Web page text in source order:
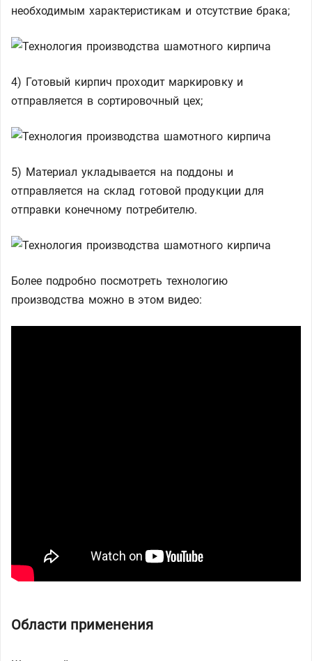
необходимым характеристикам и отсутствие брака;
4) Готовый кирпич проходит маркировку и
отправляется в сортировочный цех;
5) Материал укладывается на поддоны и
отправляется на склад готовой продукции для
отправки конечному потребителю.
Более подробно посмотреть технологию
производства можно в этом видео:
Области применения